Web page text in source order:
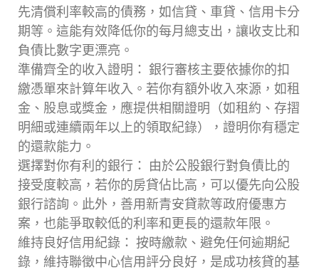
先清償利率較高的債務，如信貸、車貸、信用卡分
期等。這能有效降低你的每月總支出，讓收支比和
負債比數字更漂亮。
準備齊全的收入證明： 銀行審核主要依據你的扣
繳憑單來計算年收入。若你有額外收入來源，如租
金、股息或獎金，應提供相關證明（如租約、存摺
明細或連續兩年以上的領取紀錄），證明你有穩定
的還款能力。
選擇對你有利的銀行： 由於公股銀行對負債比的
接受度較高，若你的房貸佔比高，可以優先向公股
銀行諮詢。此外，善用新青安貸款等政府優惠方
案，也能爭取較低的利率和更長的還款年限。
維持良好信用紀錄： 按時繳款、避免任何逾期紀
錄，維持聯徵中心信用評分良好，是成功核貸的基